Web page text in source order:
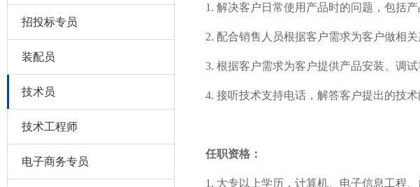
招投标专员
装配员
技术员
技术工程师
电子商务专员
1. 解决客户日常使用产品时的问题，包括
2. 配合销售人员根据客户需求为客户做相
3. 根据客户需求为客户提供产品安装、调试
4. 接听技术支持电话，解答客户提出的技
任职资格：
1. 大专以上学历，计算机、电子信息工程